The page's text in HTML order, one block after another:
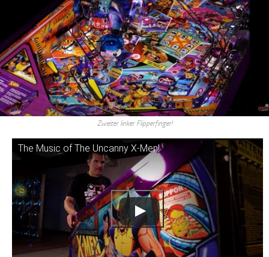
Zweiter linker Flipperfinger!
The Music of The Uncanny X-Men!